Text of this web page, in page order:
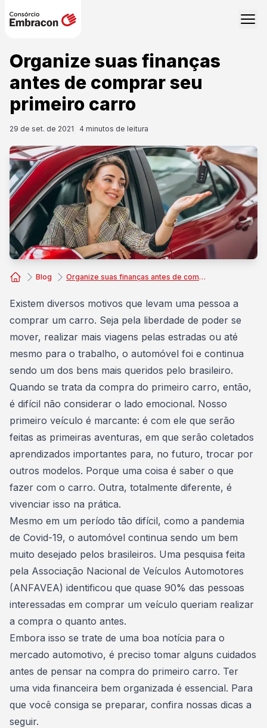
Organize suas finanças
antes de comprar seu
primeiro carro
29 de set. de 2021 4 minutos de leitura
Blog Organize suas finanças antes de comprar seu primeiro carro
Existem diversos motivos que levam uma pessoa a
comprar um carro. Seja pela liberdade de poder se
mover, realizar mais viagens pelas estradas ou até
mesmo para o trabalho, o automóvel foi e continua
sendo um dos bens mais queridos pelo brasileiro.
Quando se trata da compra do primeiro carro, então,
é difícil não considerar o lado emocional. Nosso
primeiro veículo é marcante: é com ele que serão
feitas as primeiras aventuras, em que serão coletados
aprendizados importantes para, no futuro, trocar por
outros modelos. Porque uma coisa é saber o que
fazer com o carro. Outra, totalmente diferente, é
vivenciar isso na prática.
Mesmo em um período tão difícil, como a pandemia
de Covid-19, o automóvel continua sendo um bem
muito desejado pelos brasileiros. Uma pesquisa feita
pela Associação Nacional de Veículos Automotores
(ANFAVEA) identificou que quase 90% das pessoas
interessadas em comprar um veículo queriam realizar
a compra o quanto antes.
Embora isso se trate de uma boa notícia para o
mercado automotivo, é preciso tomar alguns cuidados
antes de pensar na compra do primeiro carro. Ter
uma vida financeira bem organizada é essencial. Para
que você consiga se preparar, confira nossas dicas a
seguir.